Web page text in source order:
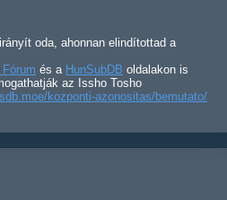
oda, ahonnan elindítottad a
Fórum és a HunSubDB oldalakon is
az Issho Tosho
kozponti-azonositas/bemutato/